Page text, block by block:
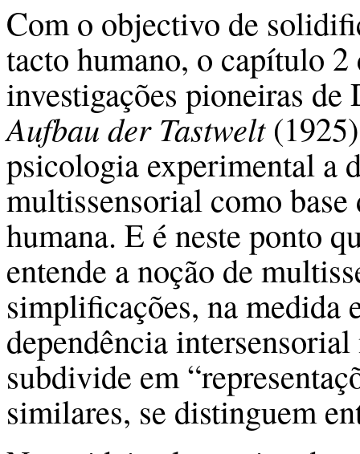
Com o objectivo de
tacto hu­mano, o capítulo
investigações pioneiras
Aufbau der Tastwelt
psicologia experimental a
multissensorial como base
humana. E é neste ponto
entende a noção de
simplificações, na medida
dependência
subdivide em
similares, se distinguem